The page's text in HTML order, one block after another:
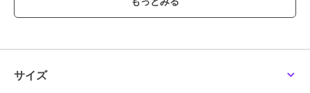
トル縦/横向き（500ml)：〇
【仕様（本体）】・内ポケット:オープン1
サイズ